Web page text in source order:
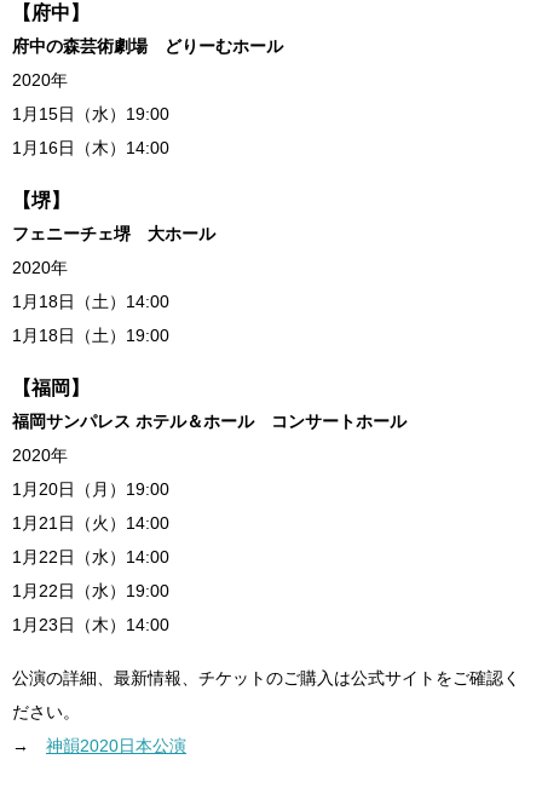
【府中】
府中の森芸術劇場 どりーむホール
2020年
1月15日（水）19:00
1月16日（木）14:00
【堺】
フェニーチェ堺 大ホール
2020年
1月18日（土）14:00
1月18日（土）19:00
【福岡】
福岡サンパレス ホテル＆ホール コンサートホール
2020年
1月20日（月）19:00
1月21日（火）14:00
1月22日（水）14:00
1月22日（水）19:00
1月23日（木）14:00
公演の詳細、最新情報、チケットのご購入は公式サイトをご確認く
ださい。
→ 神韻2020日本公演